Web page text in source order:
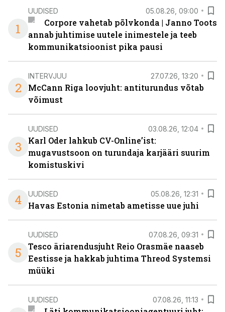
1
UUDISED 05.08.26, 09:00
Corpore vahetab põlvkonda | Janno Toots
annab juhtimise uutele inimestele ja teeb
kommunikatsioonist pika pausi
2
INTERVJUU 27.07.26, 13:20
McCann Riga loovjuht: antiturundus võtab
võimust
3
UUDISED 03.08.26, 12:04
Karl Oder lahkub CV-Online’ist:
mugavustsoon on turundaja karjääri suurim
komistuskivi
4 UUDISED 05.08.26, 12:31
Havas Estonia nimetab ametisse uue juhi
5
UUDISED 07.08.26, 09:31
Tesco äriarendusjuht Reio Orasmäe naaseb
Eestisse ja hakkab juhtima Threod Systemsi
müüki
UUDISED 07.08.26, 11:13